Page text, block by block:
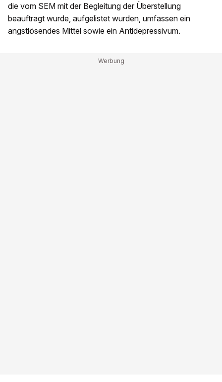
die vom SEM mit der Begleitung der Überstellung
beauftragt wurde, aufgelistet wurden, umfassen ein
angstlösendes Mittel sowie ein Antidepressivum.